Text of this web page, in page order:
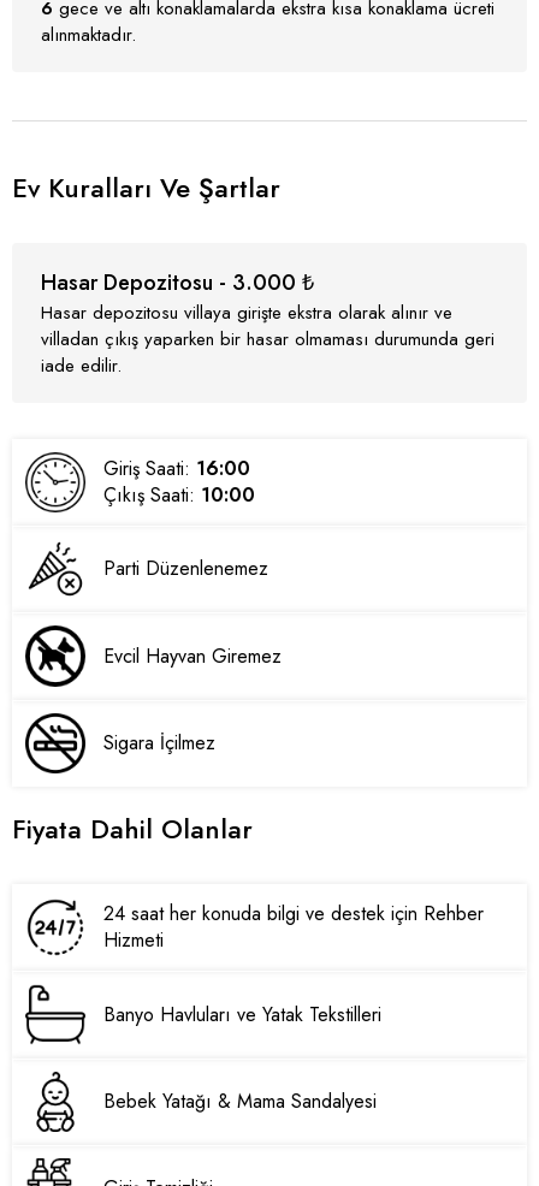
6 gece ve altı konaklamalarda ekstra kısa konaklama ücreti
alınmaktadır.
Ev Kuralları Ve Şartlar
Hasar Depozitosu - 3.000 ₺
Hasar depozitosu villaya girişte ekstra olarak alınır ve
villadan çıkış yaparken bir hasar olmaması durumunda geri
iade edilir.
Giriş Saati: 16:00
Çıkış Saati: 10:00
Parti Düzenlenemez
Evcil Hayvan Giremez
Sigara İçilmez
Fiyata Dahil Olanlar
24 saat her konuda bilgi ve destek için Rehber
Hizmeti
Banyo Havluları ve Yatak Tekstilleri
Bebek Yatağı & Mama Sandalyesi